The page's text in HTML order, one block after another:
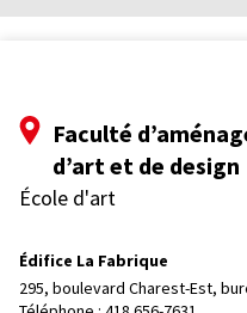
Faculté
d’art et de design
École d'art
Édifice La Fabrique
295, boulevard Charest-Est,